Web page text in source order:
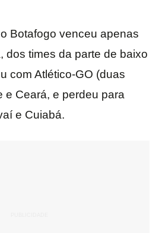
Botafogo venceu apenas
dos times da parte de baixo
com Atlético-GO (duas
e Ceará, e perdeu para
e Cuiabá.